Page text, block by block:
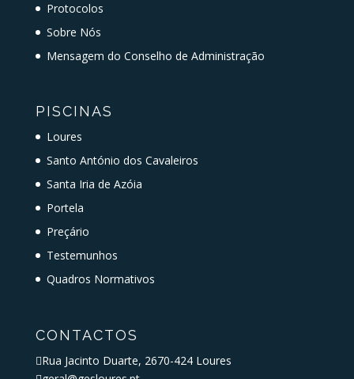
Protocolos
Sobre Nós
Mensagem do Conselho de Administração
PISCINAS
Loures
Santo António dos Cavaleiros
Santa Iria de Azóia
Portela
Preçário
Testemunhos
Quadros Normativos
CONTACTOS
Rua Jacinto Duarte, 2670-424 Loures